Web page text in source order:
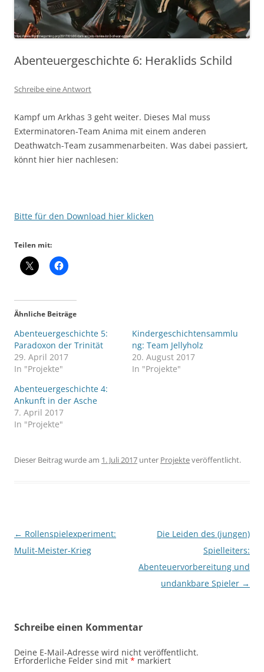
Abenteuergeschichte 6: Heraklids Schild
Schreibe eine Antwort
Kampf um Arkhas 3 geht weiter. Dieses Mal muss
Exterminatoren-Team Anima mit einem anderen
Deathwatch-Team zusammenarbeiten. Was dabei passiert,
könnt hier hier nachlesen:
Bitte für den Download hier klicken
Teilen mit:
Ähnliche Beiträge
Abenteuergeschichte 5:
Paradoxon der Trinität
29. April 2017
In "Projekte"
Kindergeschichtensammlu
ng: Team Jellyholz
20. August 2017
In "Projekte"
Abenteuergeschichte 4:
Ankunft in der Asche
7. April 2017
In "Projekte"
Dieser Beitrag wurde am 1. Juli 2017 unter Projekteveröffentlicht.
Beitragsnavigation
← Rollenspielexperiment:
Mulit-Meister-Krieg
Die Leiden des (jungen)
Spielleiters:
Abenteuervorbereitung und
undankbare Spieler →
Schreibe einen Kommentar
Deine E-Mail-Adresse wird nicht veröffentlicht.
Erforderliche Felder sind mit * markiert